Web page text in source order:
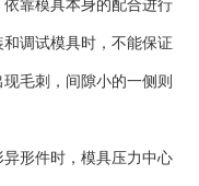
靠模具本身的配合进行
调试模具时，不能保证
毛刺，间隙小的一侧则
形件时，模具压力中心